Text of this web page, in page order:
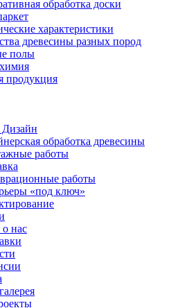
обработка доски
характеристики
древесины разных пород
полы
продукция
обработка древесины
работы
работы
«под ключ»
нас